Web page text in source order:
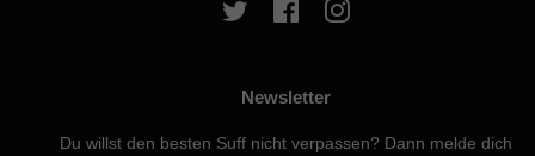
Twitter Facebook
Newsletter
Du willst den besten Suff nicht verpassen? Dann melde dich